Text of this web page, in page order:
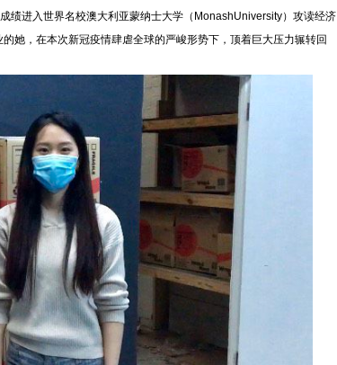
绩进入世界名校澳大利亚蒙纳士大学（ MonashUniversity）攻读经济
她，在本次新冠疫情肆虐全球的严峻形势下，顶着巨大压力辗转回